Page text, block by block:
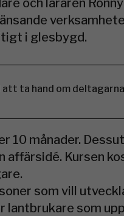
och läraren Ronny
i glesbygd.
ta hand om
10 månader.
Kursen
som vill
lantbrukare som